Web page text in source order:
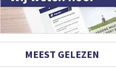
MEEST GELEZEN